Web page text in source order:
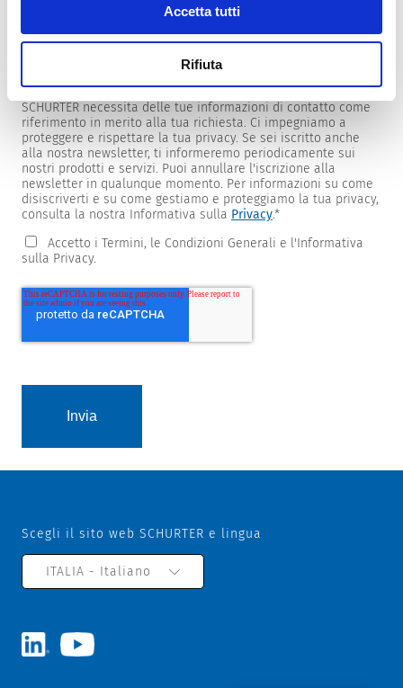
Accetta tutti
Rifiuta
sottostante.
Desidero ricevere la newsletter SCHURTER.
SCHURTER necessita delle tue informazioni di contatto come
riferimento in merito alla tua richiesta. Ci impegniamo a
proteggere e rispettare la tua privacy. Se sei iscritto anche
alla nostra newsletter, ti informeremo periodicamente sui
nostri prodotti e servizi. Puoi annullare l'iscrizione alla
newsletter in qualunque momento. Per informazioni su come
disiscriverti e su come gestiamo e proteggiamo la tua privacy,
consulta la nostra Informativa sulla Privacy.*
Accetto i Termini, le Condizioni Generali e l'Informativa
sulla Privacy.
Scegli il sito web SCHURTER e lingua
ITALIA - Italiano